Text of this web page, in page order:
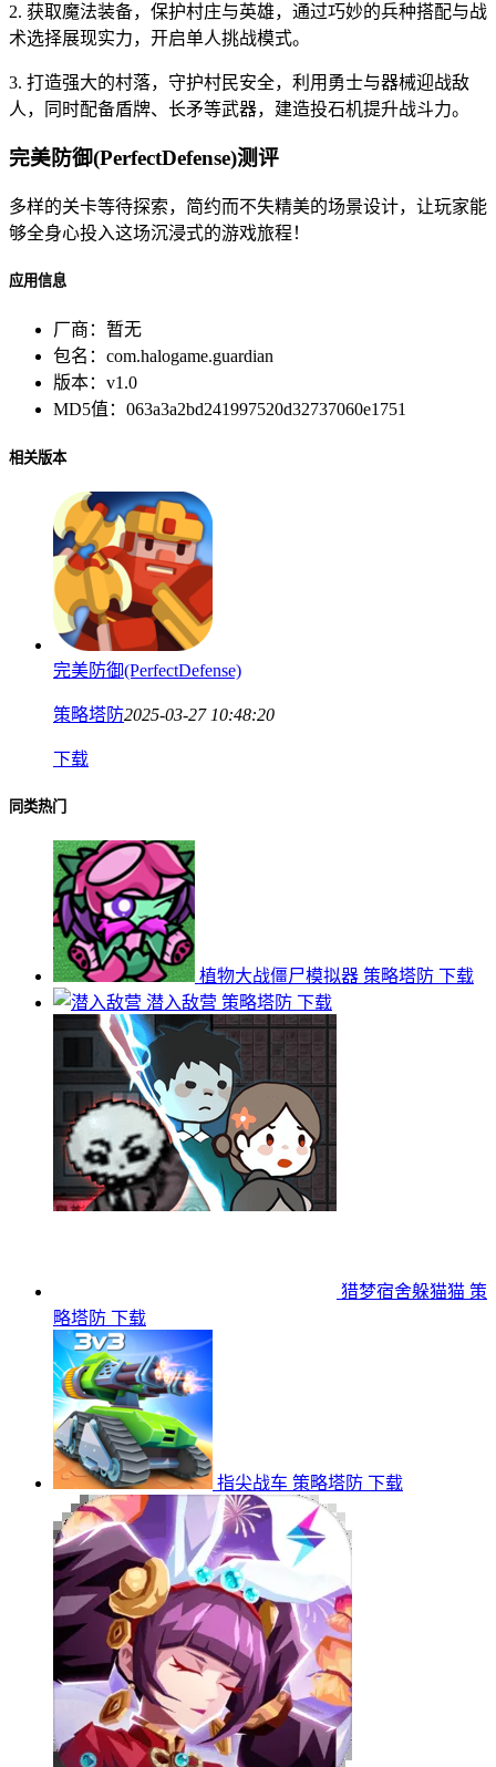
2. 获取魔法装备，保护村庄与英雄，通过巧妙的兵种搭配与战
术选择展现实力，开启单人挑战模式。
3. 打造强大的村落，守护村民安全，利用勇士与器械迎战敌
人，同时配备盾牌、长矛等武器，建造投石机提升战斗力。
完美防御(PerfectDefense)测评
多样的关卡等待探索，简约而不失精美的场景设计，让玩家能
够全身心投入这场沉浸式的游戏旅程！
应用信息
厂商： 暂无
包名： com.halogame.guardian
版本： v1.0
MD5值： 063a3a2bd241997520d32737060e1751
相关版本
完美防御(PerfectDefense)
策略塔防2025-03-27 10:48:20
下载
同类热门
植物大战僵尸模拟器 策略塔防 下载
潜入敌营 策略塔防 下载
猎梦宿舍躲猫猫 策
略塔防 下载
指尖战车 策略塔防 下载